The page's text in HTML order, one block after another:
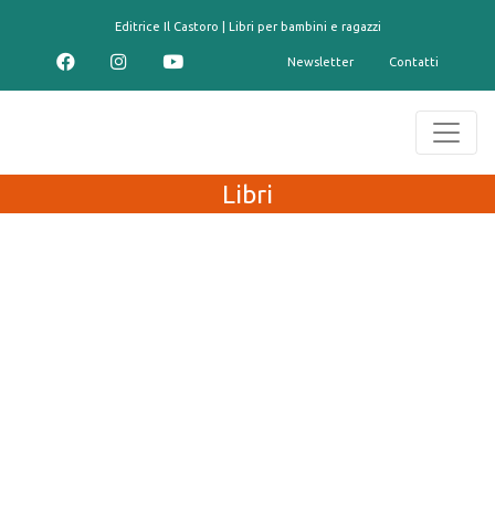
Editrice Il Castoro | Libri per bambini e ragazzi
Newsletter Contatti
Libri